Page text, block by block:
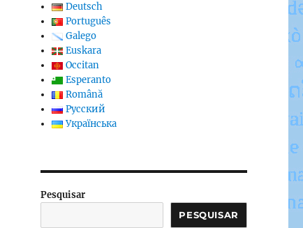
Deutsch
Português
Galego
Euskara
Occitan
Esperanto
Română
Русский
Українська
Pesquisar
PESQUISAR